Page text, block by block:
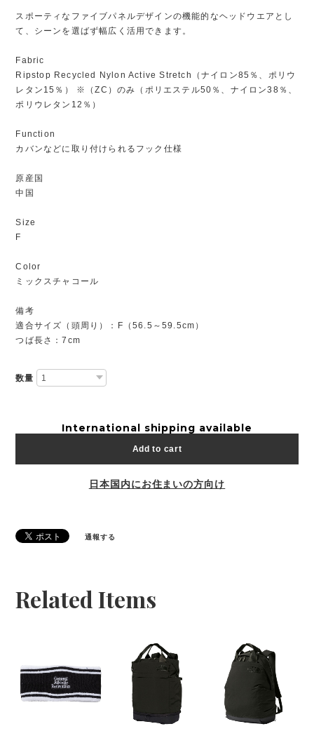
スポーティなファイブパネルデザインの機能的なヘッドウエアとし
て、シーンを選ばず幅広く活用できます。
Fabric
Ripstop Recycled Nylon Active Stretch（ナイロン85％、ポリウ
レタン15％） ※（ZC）のみ（ポリエステル50％、ナイロン38％、
ポリウレタン12％）
Function
カバンなどに取り付けられるフック仕様
原産国
中国
Size
F
Color
ミックスチャコール
備考
適合サイズ（頭周り）：F（56.5～59.5cm）
つば長さ：7cm
数量
International shipping available
Add to cart
日本国内にお住まいの方向け
通報する
Related Items